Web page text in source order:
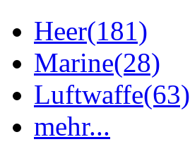
Heer(181)
Marine(28)
Luftwaffe(63)
mehr...